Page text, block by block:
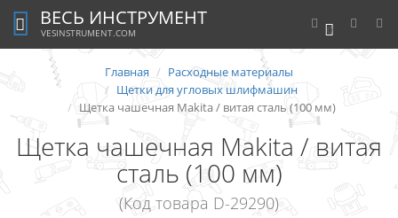
0
ВЕСЬ ИНСТРУМЕНТ
VESINSTRUMENT.COM
Главная
Расходные материалы
Щетки для угловых шлифмашин
Щетка чашечная Makita / витая сталь (100 мм)
Щетка чашечная Makita / витая
сталь (100 мм)
(Код товара D-29290)